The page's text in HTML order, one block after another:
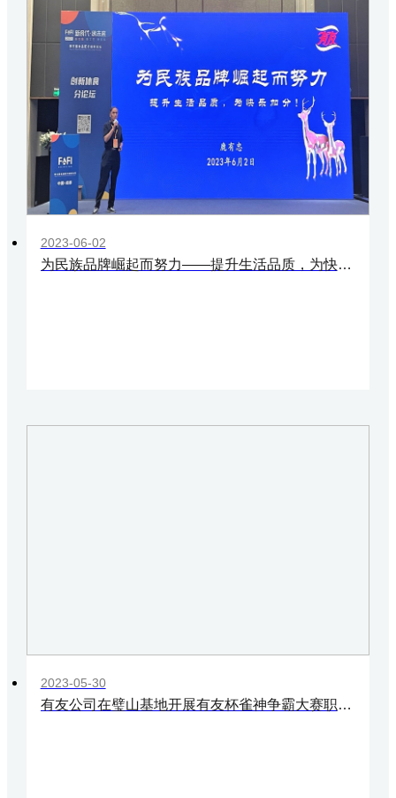
2023-06-02
为民族品牌崛起而努力——提升生活品质，为快乐加分！
2023-05-30
有友公司在璧山基地开展有友杯雀神争霸大赛职工活动